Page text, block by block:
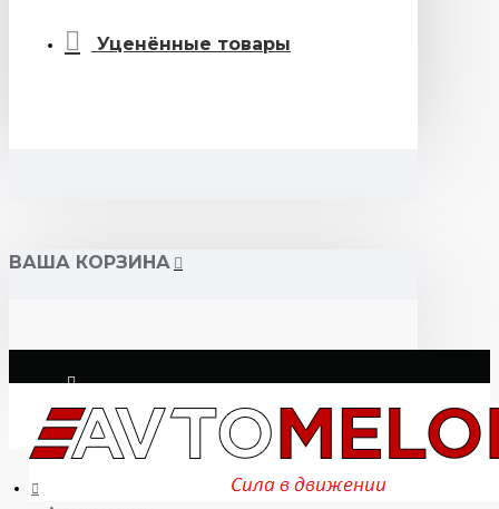
Уценённые товары
ВАША КОРЗИНА
Логин
Регистрация